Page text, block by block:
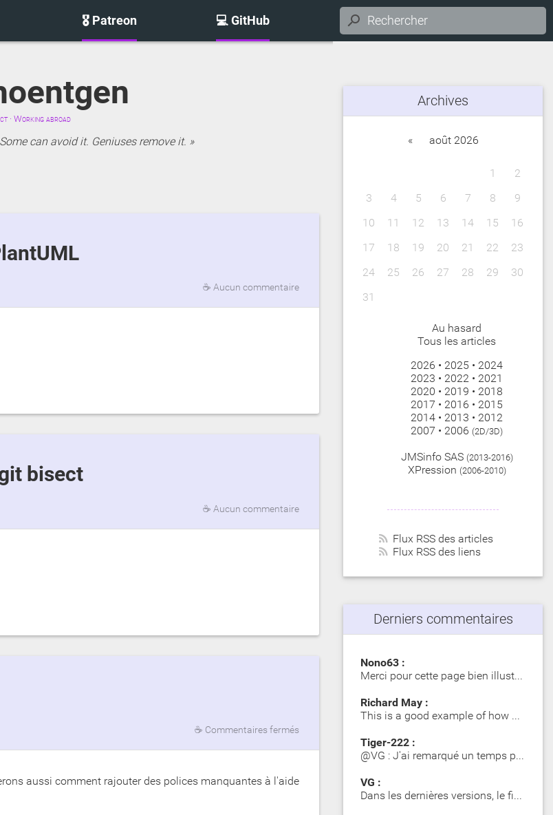
🎖️ Patreon 💻 GitHub
Archives
« août 2026
1
2
3
4 5 6 7 8
9
10
11 12 13 14 15
16
17
18 19 20 21 22
23
24
25 26 27 28 29
30
31
Au hasard
Tous les articles
2026 • 2025 • 2024
2023 • 2022 • 2021
2020 • 2019 • 2018
2017 • 2016 • 2015
2014 • 2013 • 2012
2007 • 2006 (2D/3D)
JMSinfo SAS (2013-2016)
XPression (2006-2010)
Flux RSS des articles
Flux RSS des liens
Derniers commentaires
Nono63 :
Merci pour cette page bien illustrée. Les Girelle Paon obs…
Richard May :
This is a good example of how SIP significantly impacts dy…
Tiger-222 :
@VG : J'ai remarqué un temps plus long lors du premier mot…
VG :
Dans les dernières versions, le fichier zip contient des d…
· Working abroad
can avoid it. Geniuses remove it.
☕Aucun commentaire
bisect
☕Aucun commentaire
☕ Commentaires fermés
aussi comment rajouter des polices manquantes à l'aide